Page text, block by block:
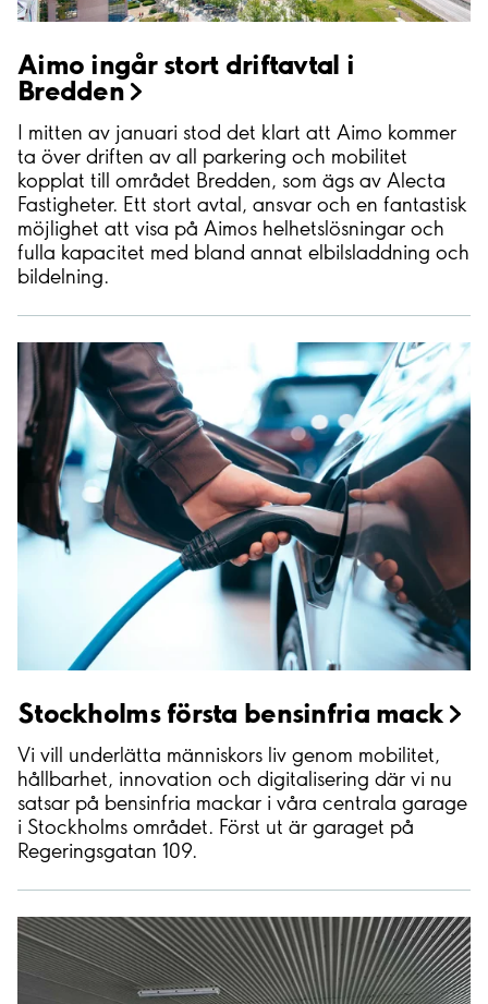
Aimo ingår stort driftavtal i
Bredden
I mitten av januari stod det klart att Aimo kommer
ta över driften av all parkering och mobilitet
kopplat till området Bredden, som ägs av Alecta
Fastigheter. Ett stort avtal, ansvar och en fantastisk
möjlighet att visa på Aimos helhetslösningar och
fulla kapacitet med bland annat elbilsladdning och
bildelning.
Stockholms första bensinfria mack
Vi vill underlätta människors liv genom mobilitet,
hållbarhet, innovation och digitalisering där vi nu
satsar på bensinfria mackar i våra centrala garage
i Stockholms området. Först ut är garaget på
Regeringsgatan 109.